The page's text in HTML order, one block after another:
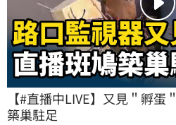
【#直播中LIVE】又見＂孵
築巢駐足